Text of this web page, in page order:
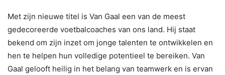
Met zijn nieuwe titel is Van Gaal een van de meest
gedecoreerde voetbalcoaches van ons land. Hij staat
bekend om zijn inzet om jonge talenten te ontwikkelen en
hen te helpen hun volledige potentieel te bereiken. Van
Gaal gelooft heilig in het belang van teamwerk en is ervan